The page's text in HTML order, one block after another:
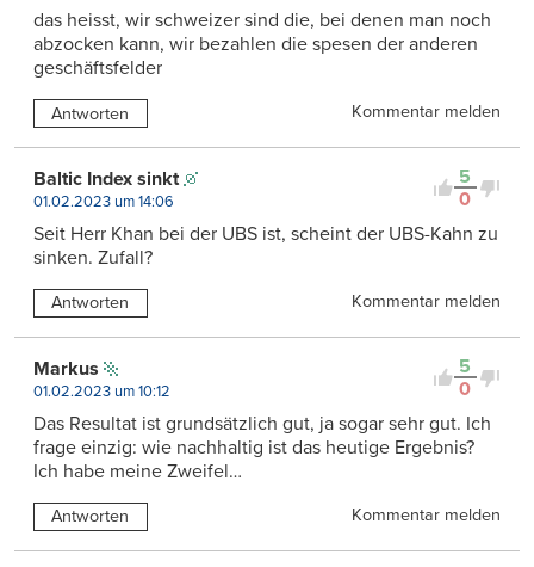
das heisst, wir schweizer sind die, bei denen man noch
abzocken kann, wir bezahlen die spesen der anderen
geschäftsfelder
Antworten Kommentar melden
5
0
Baltic Index sinkt
01.02.2023 um 14:06
Seit Herr Khan bei der UBS ist, scheint der UBS-Kahn zu
sinken. Zufall?
Antworten Kommentar melden
5
0
Markus
01.02.2023 um 10:12
Das Resultat ist grundsätzlich gut, ja sogar sehr gut. Ich
frage einzig: wie nachhaltig ist das heutige Ergebnis?
Ich habe meine Zweifel…
Antworten Kommentar melden